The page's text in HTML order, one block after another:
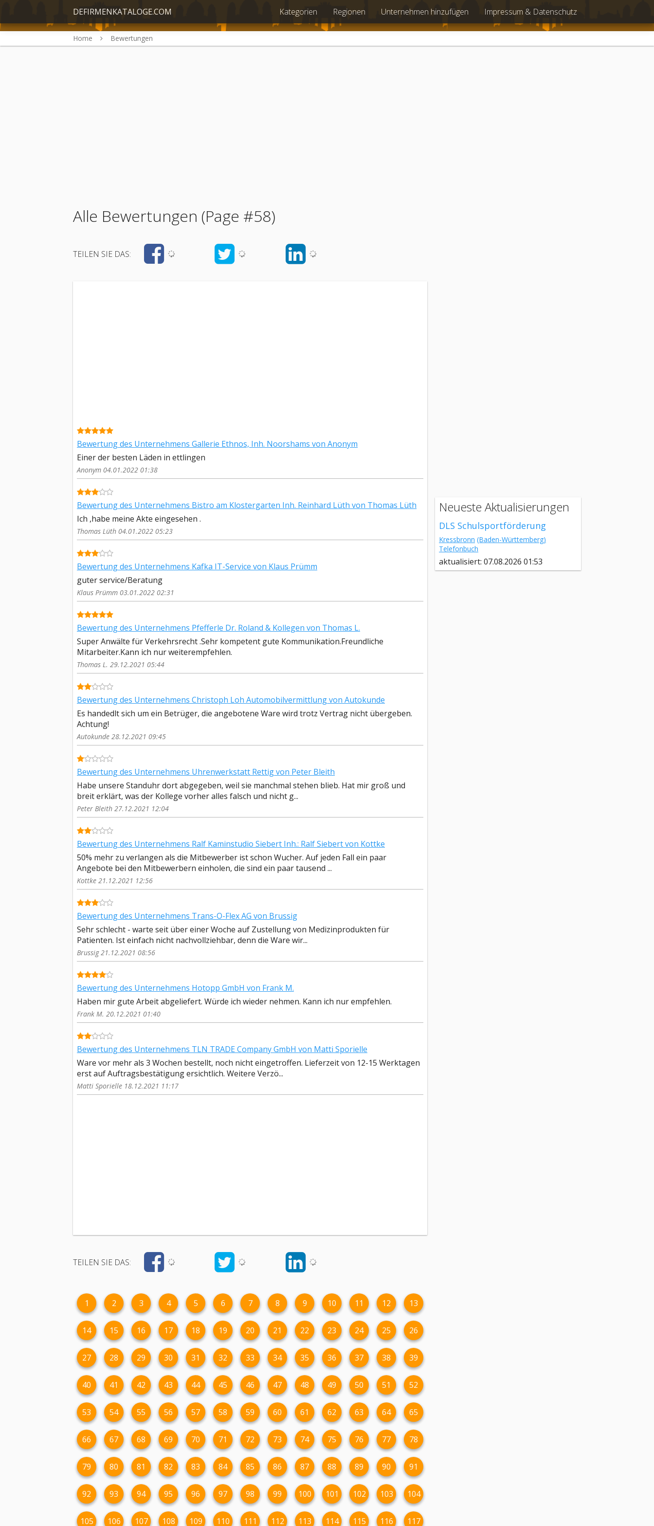
DEFIRMENKATALOGE.COM Kategorien Regionen Unternehmen hinzufügen Impressum & Datenschutz
Home Bewertungen
Alle Bewertungen (Page #58)
TEILEN SIE DAS:
Bewertung des Unternehmens Gallerie Ethnos, Inh. Noorshams von Anonym
Einer der besten Läden in ettlingen
Anonym 04.01.2022 01:38
Bewertung des Unternehmens Bistro am Klostergarten Inh. Reinhard Lüth von Thomas Lüth
Ich ,habe meine Akte eingesehen .
Thomas Lüth 04.01.2022 05:23
Bewertung des Unternehmens Kafka IT-Service von Klaus Prümm
guter service/Beratung
Klaus Prümm 03.01.2022 02:31
Bewertung des Unternehmens Pfefferle Dr. Roland & Kollegen von Thomas L.
Super Anwälte für Verkehrsrecht .Sehr kompetent gute Kommunikation.Freundliche
Mitarbeiter.Kann ich nur weiterempfehlen.
Thomas L. 29.12.2021 05:44
Bewertung des Unternehmens Christoph Loh Automobilvermittlung von Autokunde
Es handedlt sich um ein Betrüger, die angebotene Ware wird trotz Vertrag nicht übergeben.
Achtung!
Autokunde 28.12.2021 09:45
Bewertung des Unternehmens Uhrenwerkstatt Rettig von Peter Bleith
Habe unsere Standuhr dort abgegeben, weil sie manchmal stehen blieb. Hat mir groß und
breit erklärt, was der Kollege vorher alles falsch und nicht g...
Peter Bleith 27.12.2021 12:04
Bewertung des Unternehmens Ralf Kaminstudio Siebert Inh.: Ralf Siebert von Kottke
50% mehr zu verlangen als die Mitbewerber ist schon Wucher. Auf jeden Fall ein paar
Angebote bei den Mitbewerbern einholen, die sind ein paar tausend ...
Kottke 21.12.2021 12:56
Bewertung des Unternehmens Trans-O-Flex AG von Brussig
Sehr schlecht - warte seit über einer Woche auf Zustellung von Medizinprodukten für
Patienten. Ist einfach nicht nachvollziehbar, denn die Ware wir...
Brussig 21.12.2021 08:56
Bewertung des Unternehmens Hotopp GmbH von Frank M.
Haben mir gute Arbeit abgeliefert. Würde ich wieder nehmen. Kann ich nur empfehlen.
Frank M. 20.12.2021 01:40
Bewertung des Unternehmens TLN TRADE Company GmbH von Matti Sporielle
Ware vor mehr als 3 Wochen bestellt, noch nicht eingetroffen. Lieferzeit von 12-15 Werktagen
erst auf Auftragsbestätigung ersichtlich. Weitere Verzö...
Matti Sporielle 18.12.2021 11:17
TEILEN SIE DAS:
1 2 3 4 5 6 7 8 9 10 11 12 13
14 15 16 17 18 19 20 21 22 23 24 25 26
27 28 29 30 31 32 33 34 35 36 37 38 39
40 41 42 43 44 45 46 47 48 49 50 51 52
53 54 55 56 57 58 59 60 61 62 63 64 65
66 67 68 69 70 71 72 73 74 75 76 77 78
79 80 81 82 83 84 85 86 87 88 89 90 91
92 93 94 95 96 97 98 99 100 101 102 103 104
105 106 107 108 109 110 111 112 113 114 115 116 117
Neueste Aktualisierungen
DLS Schulsportförderung
Kressbronn (Baden-Württemberg)
Telefonbuch
aktualisiert: 07.08.2026 01:53